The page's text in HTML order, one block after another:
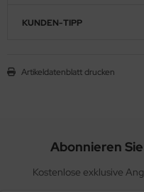
KUNDEN-TIPP
Artikeldatenblatt drucken
Abonnieren
Kostenlose exklusive